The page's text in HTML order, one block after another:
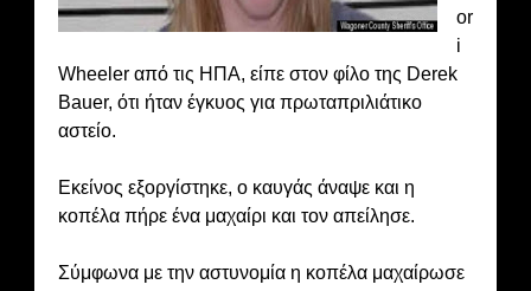
or
i
Wheeler από τις ΗΠΑ, είπε στον φίλο της Derek
Bauer, ότι ήταν έγκυος για πρωταπριλιάτικο
αστείο.
Εκείνος εξοργίστηκε, ο καυγάς άναψε και η
κοπέλα πήρε ένα μαχαίρι και τον απείλησε.
Σύμφωνα με την αστυνομία η κοπέλα μαχαίρωσε